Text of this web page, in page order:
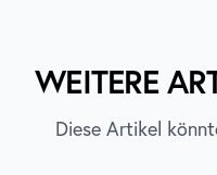
WEITERE
Diese Artikel